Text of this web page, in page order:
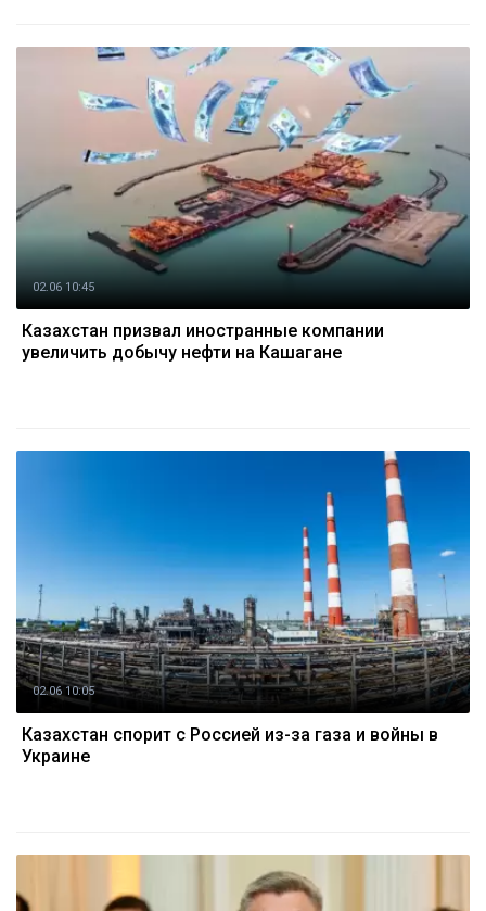
02.06 10:45
Казахстан призвал иностранные компании
увеличить добычу нефти на Кашагане
02.06 10:05
Казахстан спорит с Россией из-за газа и войны в
Украине